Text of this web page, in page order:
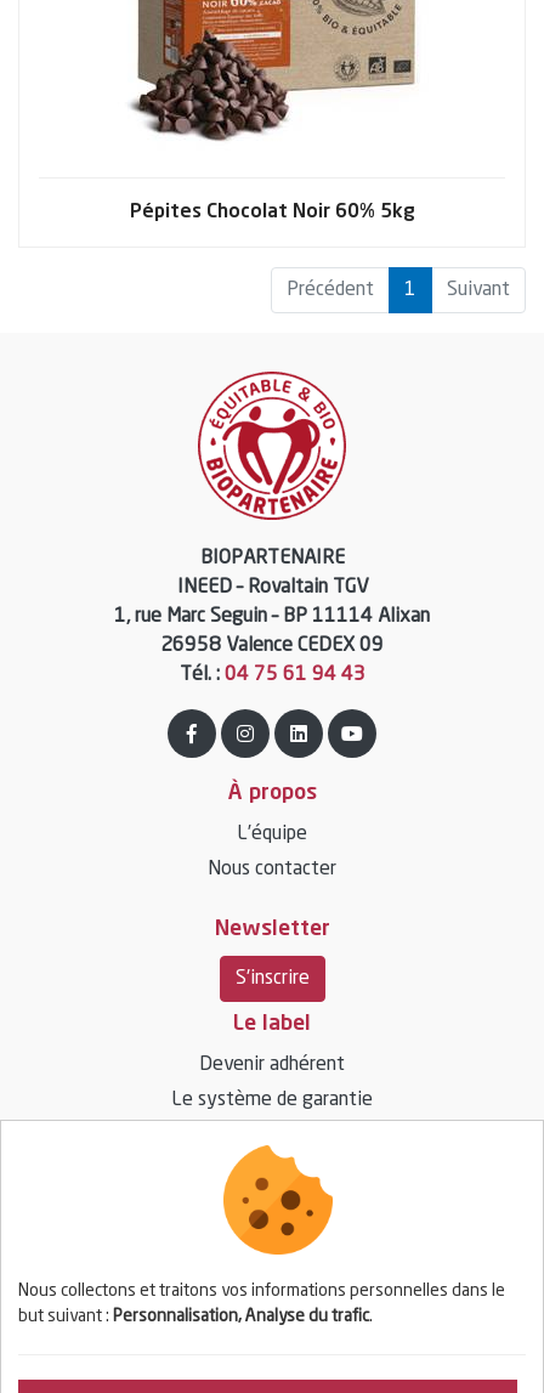
Pépites Chocolat Noir 60% 5kg
Précédent 1 (current)
Suivant
BIOPARTENAIRE
INEED – Rovaltain TGV
1, rue Marc Seguin – BP 11114 Alixan
26958 Valence CEDEX 09
Tél. : 04 75 61 94 43
À propos
L’équipe
Nous contacter
Newsletter
S'inscrire
Le label
Devenir adhérent
Le système de garantie
Vos questions / réponses
Espace presse
Se connecter
Nous collectons et traitons vos informations personnelles dans le
but suivant : Personnalisation, Analyse du trafic.